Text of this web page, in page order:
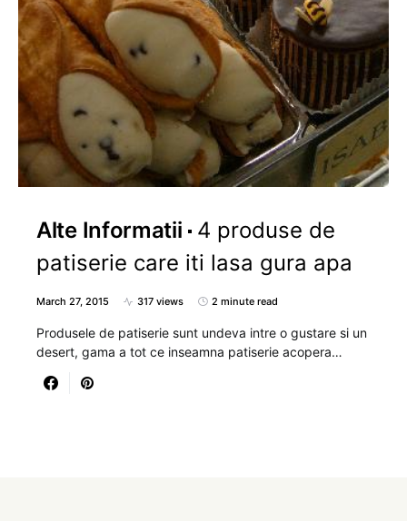
Alte Informatii
4 produse de
patiserie care iti lasa gura apa
March 27, 2015 317 views 2 minute read
Produsele de patiserie sunt undeva intre o gustare si un
desert, gama a tot ce inseamna patiserie acopera…